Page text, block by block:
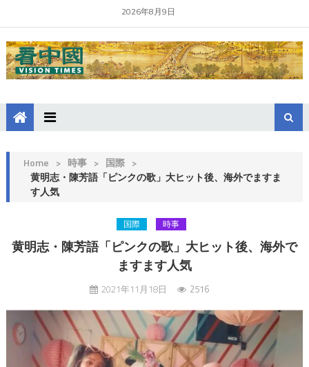
2026年8月9日
Home > 時事 > 国際 >
黄明志・陳芳語「ピンクの歌」大ヒット後、海外でますま
す人気
国際 時事
黄明志・陳芳語「ピンクの歌」大ヒット後、海外で
ますます人気
2021年11月18日 2516